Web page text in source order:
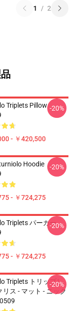
1 / 2
Triplets Pillow
- ￥420,500
-20%
Hoodie
- ￥724,275
-20%
Triplets パーカー
- ￥724,275
-20%
Triplets トリップし
リス - マット - ニック
-20%